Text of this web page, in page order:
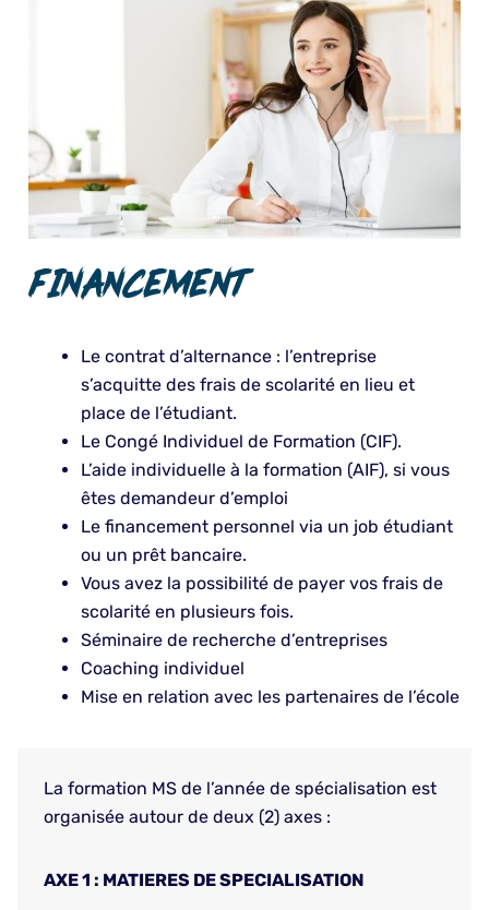
FINANCEMENT
Le contrat d’alternance : l’entreprise
s’acquitte des frais de scolarité en lieu et
place de l’étudiant.
Le Congé Individuel de Formation (CIF).
L’aide individuelle à la formation (AIF), si vous
êtes demandeur d’emploi
Le financement personnel via un job étudiant
ou un prêt bancaire.
Vous avez la possibilité de payer vos frais de
scolarité en plusieurs fois.
Séminaire de recherche d’entreprises
Coaching individuel
Mise en relation avec les partenaires de l’école
La formation MS de l’année de spécialisation est
organisée autour de deux (2) axes :
AXE 1 : MATIERES DE SPECIALISATION